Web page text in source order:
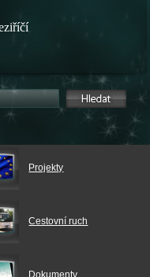
Projekty
Cestovní ruch
Dokumenty